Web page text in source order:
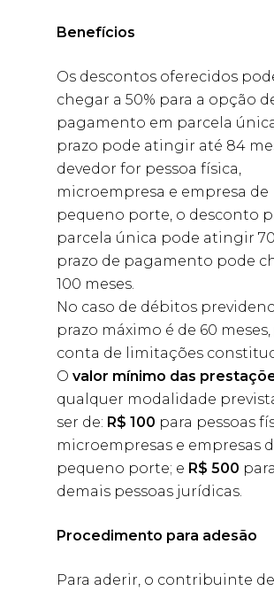
Benefícios
Os descontos oferecidos
chegar a 50% para a opção
pagamento em parcela
prazo pode atingir até 84
devedor for pessoa física,
microempresa e empresa de
pequeno porte, o desconto
parcela única pode atingir
prazo de pagamento pode
100 meses.
No caso de débitos
prazo máximo é de 60
conta de limitações
O valor mínimo das
qualquer modalidade
ser de: R$ 100 para pessoas
microempresas e empresas
pequeno porte; e R$ 500
demais pessoas jurídicas.
Procedimento para adesão
Para aderir, o contribuinte